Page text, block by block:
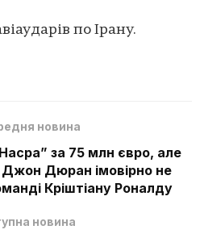
по Ірану.
новина
за 75 млн євро, але
Джон Дюран імовірно не
Кріштіану Роналду
новина